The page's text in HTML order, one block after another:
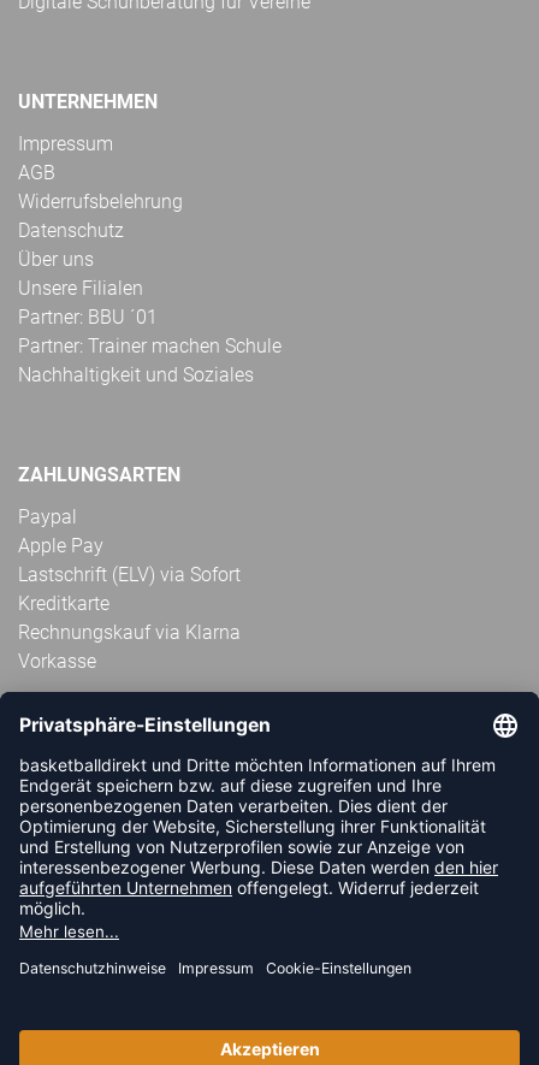
UNTERNEHMEN
Impressum
AGB
Widerrufsbelehrung
Datenschutz
Über uns
Unsere Filialen
Partner: BBU ´01
Partner: Trainer machen Schule
Nachhaltigkeit und Soziales
ZAHLUNGSARTEN
Paypal
Apple Pay
Lastschrift (ELV) via Sofort
Kreditkarte
Rechnungskauf via Klarna
Vorkasse
ABONNIERE JETZT DEN KOSTENLOSEN
HANDBALLDIREKT-NEWSLETTER UND VERPASSE KEINE
NEUIGKEIT ODER AKTION MEHR.
JETZT ANMELDEN